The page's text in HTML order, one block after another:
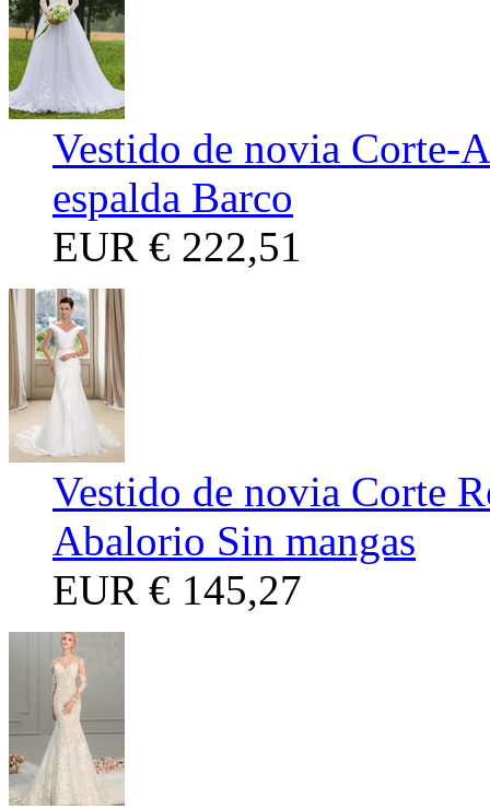
Vestido de novia Corte-
espalda Barco
EUR € 222,51
Vestido de novia Corte
Abalorio Sin mangas
EUR € 145,27